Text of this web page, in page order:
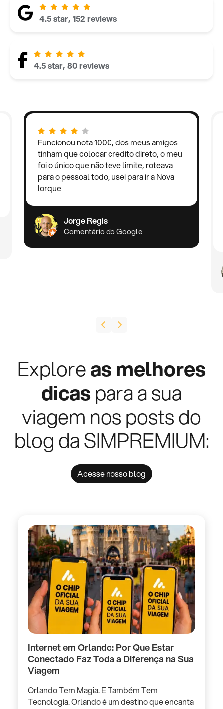
4.5 star, 152 reviews
4.5 star, 80 reviews
Funcionou nota 1000, dos meus amigos
tinham que colocar credito direto, o meu
foi o único que não teve limite, roteava
para o pessoal todo, usei para ir a Nova
Iorque
Jorge Regis
Comentário do Google
Exploreas melhores
dicaspara a sua
viagem nos posts do
blog da SIMPREMIUM:
Acesse nosso blog
Internet em Orlando: Por Que Estar
Conectado Faz Toda a Diferença na Sua
Viagem
Orlando Tem Magia. E Também Tem
Tecnologia. Orlando é um destino que encanta